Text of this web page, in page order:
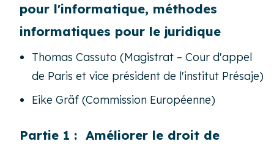
pour l'informatique, méthodes
informatiques pour le juridique
Thomas Cassuto (Magistrat – Cour d'appel
de Paris et vice président de l'institut Présaje)
Eike Gräf (Commission Européenne)
Partie 1 : Améliorer le droit de